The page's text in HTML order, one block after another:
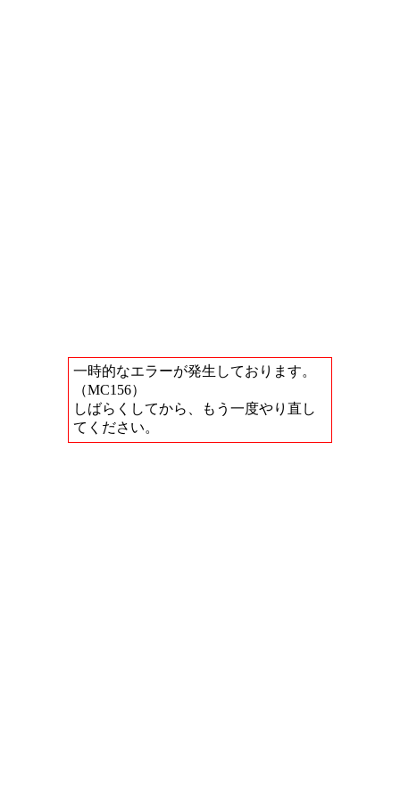
一時的なエラーが発生しております。
（MC156）
しばらくしてから、もう一度やり直し
てください。